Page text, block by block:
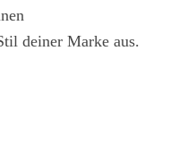
deiner Marke aus.